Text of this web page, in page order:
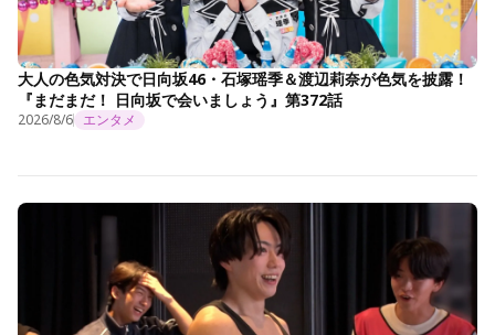
大人の色気対決で日向坂46・石塚瑶季＆渡辺莉奈が色気を披露！
『まだまだ！ 日向坂で会いましょう』第372話
2026/8/6 エンタメ